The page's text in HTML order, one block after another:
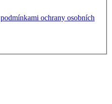
podmínkami ochrany osobních